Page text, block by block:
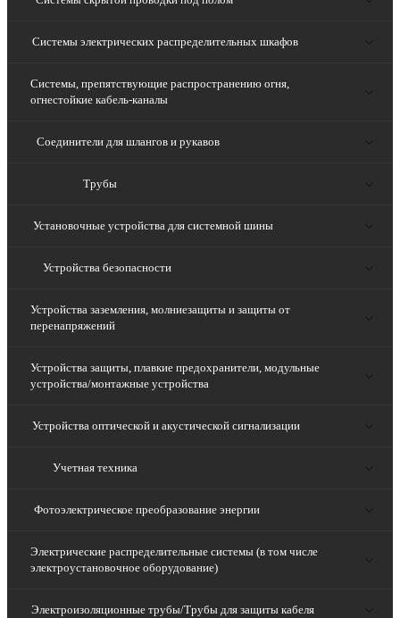
Системы электрических распределительных шкафов
Системы, препятствующие распространению огня,
огнестойкие кабель-каналы
Соединители для шлангов и рукавов
Трубы
Установочные устройства для системной шины
Устройства безопасности
Устройства заземления, молниезащиты и защиты от
перенапряжений
Устройства защиты, плавкие предохранители, модульные
устройства/монтажные устройства
Устройства оптической и акустической сигнализации
Учетная техника
Фотоэлектрическое преобразование энергии
Электрические распределительные системы (в том числе
электроустановочное оборудование)
Электроизоляционные трубы/Трубы для защиты кабеля